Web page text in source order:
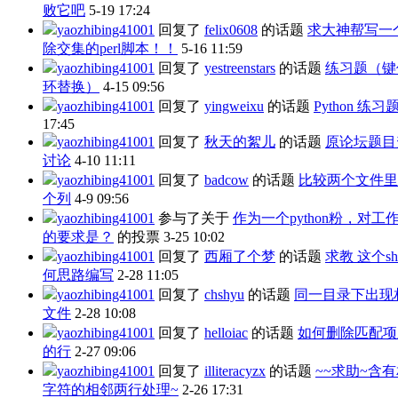
败它吧 5-19 17:24
yaozhibing41001 回复了 felix0608 的话题 求大神帮写一
除交集的perl脚本！！
5-16 11:59
yaozhibing41001 回复了 yestreenstars 的话题 练习题（
环替换）
4-15 09:56
yaozhibing41001 回复了 yingweixu 的话题 Python 练习
17:45
yaozhibing41001 回复了 秋天的絮儿 的话题 原论坛题
讨论 4-10 11:11
yaozhibing41001 回复了 badcow 的话题 比较两个文件
个列 4-9 09:56
yaozhibing41001 参与了关于 作为一个python粉，对工
的要求是？ 的投票 3-25 10:02
yaozhibing41001 回复了 西厢了个梦 的话题 求教 这个
何思路编写 2-28 11:05
yaozhibing41001 回复了 chshyu 的话题 同一目录下出现
文件 2-28 10:08
yaozhibing41001 回复了 helloiac 的话题 如何删除匹配
的行 2-27 09:06
yaozhibing41001 回复了 illiteracyzx 的话题 ~~求助~含
字符的相邻两行处理~ 2-26 17:31